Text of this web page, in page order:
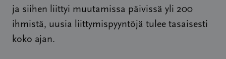
ja siihen liittyi muutamissa päivissä yli 200
ihmistä, uusia liittymispyyntöjä tulee tasaisesti
koko ajan.